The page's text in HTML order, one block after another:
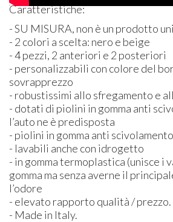
Caratteristiche:
- SU MISURA, non è un prodotto
- 2 colori a scelta: nero e beige
- 4 pezzi, 2 anteriori e 2 posteriori
- personalizzabili con colore del
sovrapprezzo
- robustissimi allo sfregamento e
- dotati di piolini in gomma anti
l’auto ne è predisposta
- piolini in gomma anti scivolamento
- lavabili anche con idrogetto
- in gomma termoplastica (unisce i
gomma ma senza averne il
l’odore
- elevato rapporto qualità / prezzo.
- Made in Italy.